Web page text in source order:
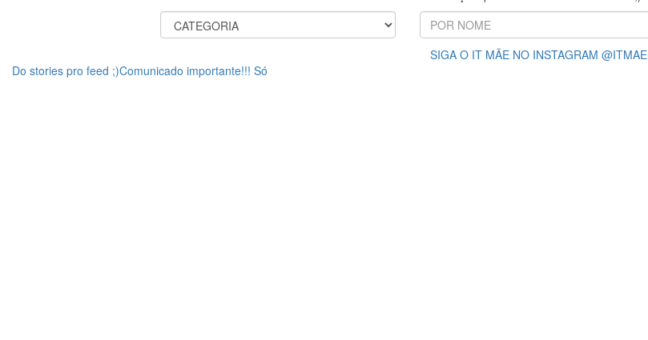
SIGA O IT MÃE NO INSTAGRAM @ITMAE
Do stories pro feed ;)Comunicado importante!!! Só